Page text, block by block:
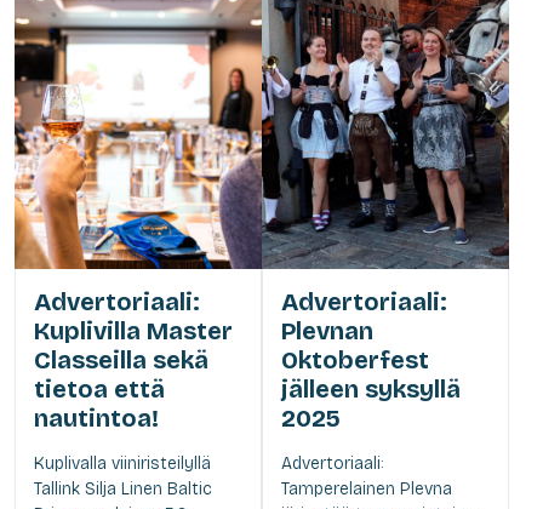
Advertoriaali:
Kuplivilla Master
Classeilla sekä
tietoa että
nautintoa!
Kuplivalla viiniristeilyllä
Tallink Silja Linen Baltic
Advertoriaali:
Plevnan
Oktoberfest
jälleen syksyllä
2025
Advertoriaali:
Tamperelainen Plevna